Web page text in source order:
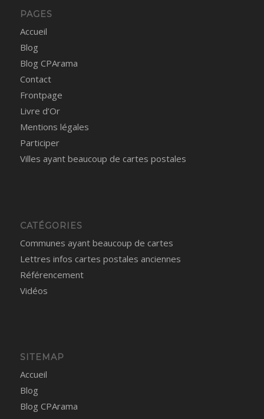
PAGES
Accueil
Blog
Blog CPArama
Contact
Frontpage
Livre d’Or
Mentions légales
Participer
Villes ayant beaucoup de cartes postales
CATÉGORIES
Communes ayant beaucoup de cartes
Lettres infos cartes postales anciennes
Référencement
Vidéos
SITEMAP
Accueil
Blog
Blog CPArama